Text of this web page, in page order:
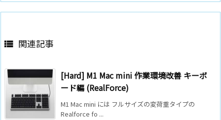
 関連記事
[Hard] M1 Mac mini 作業環境改善 キーボ
ード編 (RealForce)
M1 Mac mini には フルサイズの変荷重タイプの
Realforce fo ...